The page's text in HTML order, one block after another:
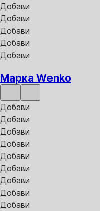
Добави
Добави
Добави
Добави
Добави
Марка Wenko
Добави
Добави
Добави
Добави
Добави
Добави
Добави
Добави
Добави